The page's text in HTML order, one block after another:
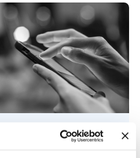
ricondizionati e
parametriche e